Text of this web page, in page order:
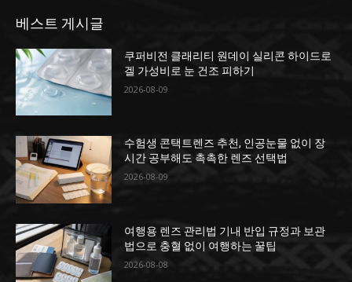
베스트 게시글
쿠퍼비전 클래리티 원데이 실리콘 하이드로
겔 가성비로 눈 건조 피하기
2026-08-09
수험생 콘택트렌즈 추천, 인공눈물 없이 장
시간 공부해도 촉촉한 렌즈 선택법
2026-08-09
여행용 렌즈 관리법 기내 반입 규정과 보관
법으로 충혈 없이 여행하는 꿀팁
2026-08-08